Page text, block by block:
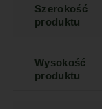
Szerokość
produktu
Wysokość
produktu